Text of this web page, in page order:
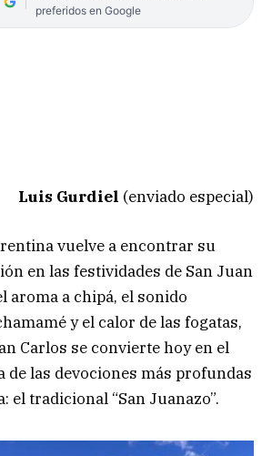
preferidos en Google
Luis Gurdiel (enviado especial)
vuelve a encontrar su
en las festividades de San Juan
aroma a chipá, el sonido
y el calor de las fogatas,
Carlos se convierte hoy en el
de las devociones más profundas
el tradicional “San Juanazo”.